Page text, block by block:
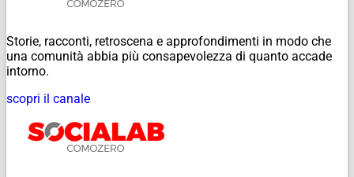
Storie, racconti, retroscena e approfondimenti in modo che
una comunità abbia più consapevolezza di quanto accade
intorno.
scopri il canale